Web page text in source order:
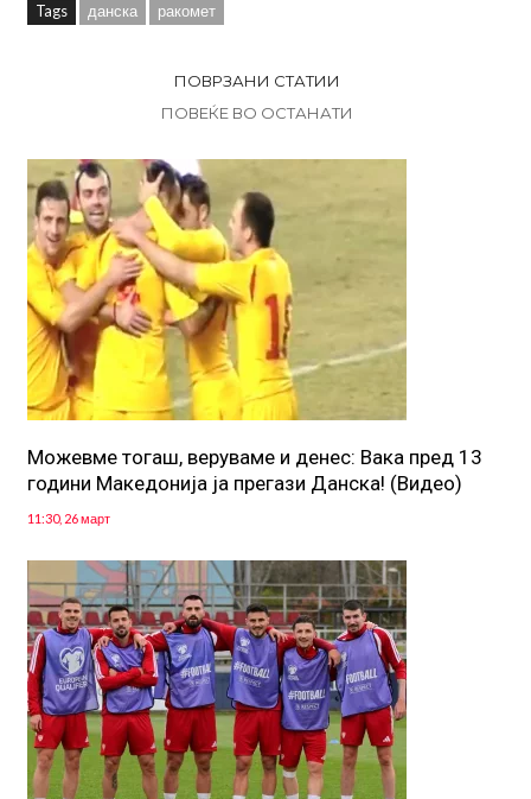
Tags данска ракомет
ПОВРЗАНИ СТАТИИ
ПОВЕЌЕ ВО ОСТАНАТИ
Можевме тогаш, веруваме и денес: Вака пред 13
години Македонија ја прегази Данска! (Видео)
11:30, 26 март